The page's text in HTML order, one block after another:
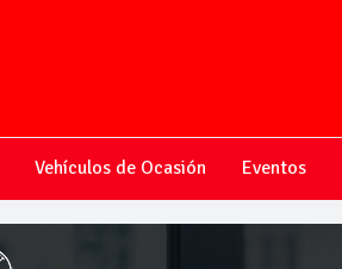
Vehículos de Ocasión Eventos